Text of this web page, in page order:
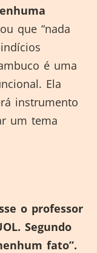
que “nada
é uma
Ela
instrumento
um tema
o professor
Segundo
fato”.